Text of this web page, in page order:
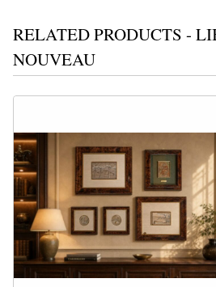
RELATED PRODUCTS -
NOUVEAU